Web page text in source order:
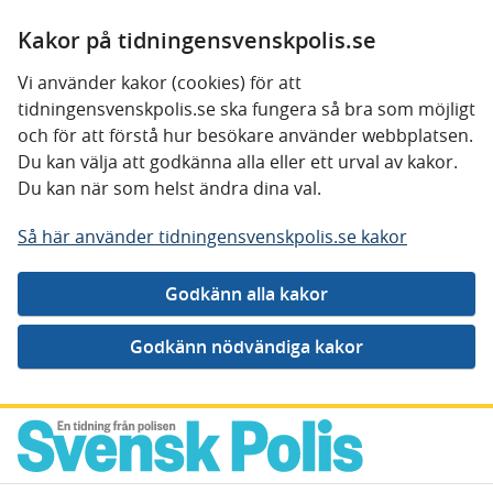
Kakor på tidningensvenskpolis.se
Vi använder kakor (cookies) för att
tidningensvenskpolis.se ska fungera så bra som möjligt
och för att förstå hur besökare använder webbplatsen.
Du kan välja att godkänna alla eller ett urval av kakor.
Du kan när som helst ändra dina val.
Så här använder tidningensvenskpolis.se kakor
Gå direkt till innehåll